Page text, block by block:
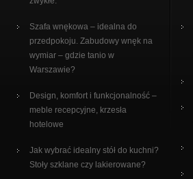
Szafa wnękowa – idealna do
przedpokoju. Zabudowy wnęk na
wymiar – gdzie tanio w
Warszawie?
Design, komfort i funkcjonalność –
meble recepcyjne, krzesła
hotelowe
Jak wybrać idealny stół do kuchni?
Stoły szklane czy lakierowane?